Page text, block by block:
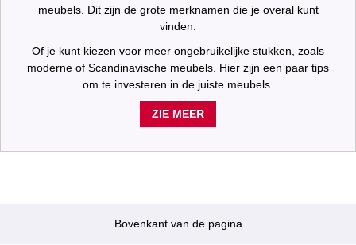
meubels. Dit zijn de grote merknamen die je overal kunt
vinden.
Of je kunt kiezen voor meer ongebruikelijke stukken, zoals
moderne of Scandinavische meubels. Hier zijn een paar tips
om te investeren in de juiste meubels.
ZIE MEER
Bovenkant van de pagina